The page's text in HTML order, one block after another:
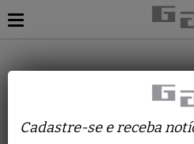
ALBANO
FRUTAS TACHO
Cadastre-se e receba